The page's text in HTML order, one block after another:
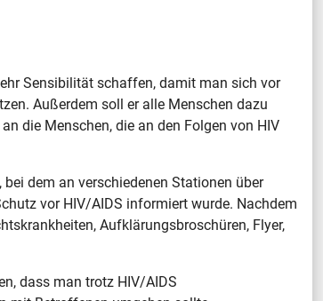
Sensibilität schaffen, damit man sich vor
Außerdem soll er alle Menschen dazu
die Menschen, die an den Folgen von HIV
dem an verschiedenen Stationen über
vor HIV/AIDS informiert wurde. Nachdem
Aufklärungsbroschüren, Flyer,
dass man trotz HIV/AIDS